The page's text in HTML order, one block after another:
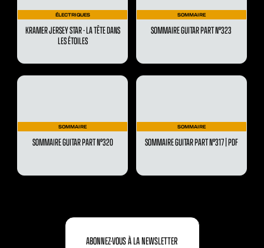
ÉLECTRIQUES
KRAMER JERSEY STAR - LA TÊTE DANS
LES ÉTOILES
SOMMAIRE
SOMMAIRE GUITAR PART N°323
SOMMAIRE
SOMMAIRE GUITAR PART N°320
SOMMAIRE
SOMMAIRE GUITAR PART N°317 | PDF
ABONNEZ-VOUS À LA NEWSLETTER